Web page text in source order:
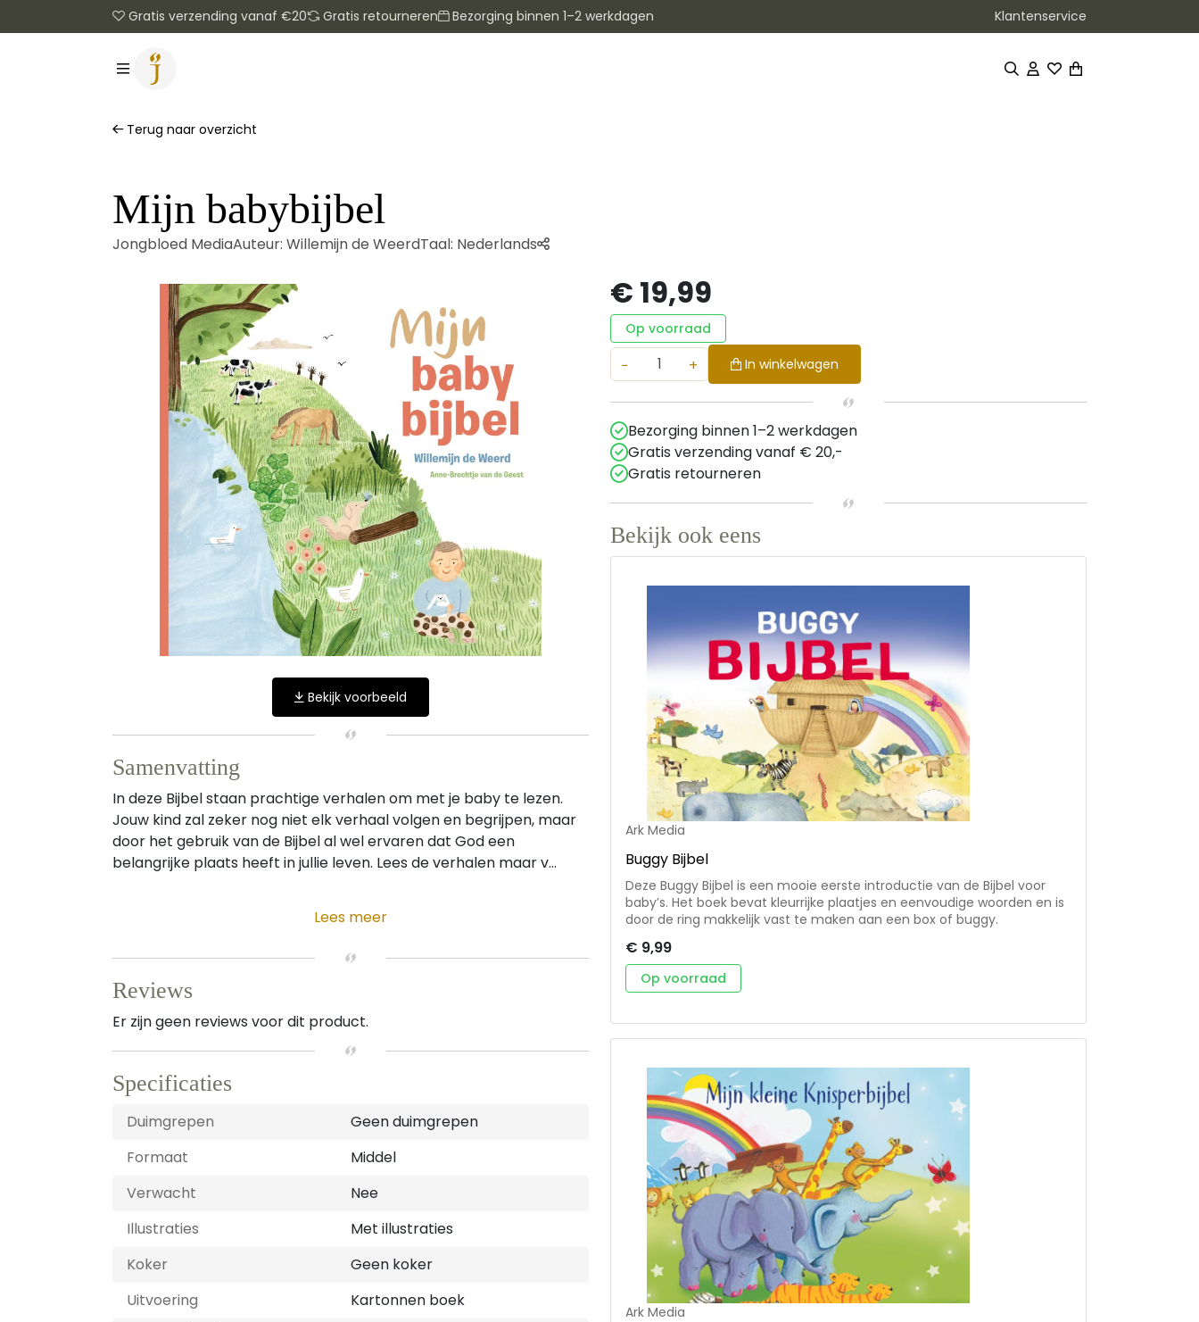
Gratis verzending vanaf €20 Gratis retourneren Bezorging binnen 1–2 werkdagen Klantenservice
Terug naar overzicht
Mijn babybijbel
Jongbloed MediaAuteur: Willemijn de WeerdTaal: Nederlands
Bekijk voorbeeld
Samenvatting
In deze Bijbel staan prachtige verhalen om met je baby te lezen.
Jouw kind zal zeker nog niet elk verhaal volgen en begrijpen, maar
door het gebruik van de Bijbel al wel ervaren dat God een
belangrijke plaats heeft in jullie leven. Lees de verhalen maar v...
Lees meer
Reviews
Er zijn geen reviews voor dit product.
Specificaties
Duimgrepen
Geen duimgrepen
Formaat
Middel
Verwacht
Nee
Illustraties
Met illustraties
Koker
Geen koker
Uitvoering
Kartonnen boek
€ 19,99
Op voorraad
− + In winkelwagen
Bezorging binnen 1–2 werkdagen
Gratis verzending vanaf € 20,-
Gratis retourneren
Bekijk ook eens
Ark Media
Buggy Bijbel
Deze Buggy Bijbel is een mooie eerste introductie van de Bijbel voor
baby’s. Het boek bevat kleurrijke plaatjes en eenvoudige woorden en is
door de ring makkelijk vast te maken aan een box of buggy.
€ 9,99
Op voorraad
Ark Media